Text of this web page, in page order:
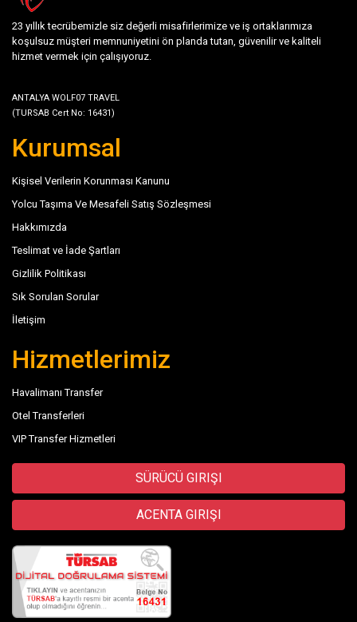
23 yıllık tecrübemizle siz değerli misafirlerimize ve iş ortaklarımıza
koşulsuz müşteri memnuniyetini ön planda tutan, güvenilir ve kaliteli
hizmet vermek için çalışıyoruz.
ANTALYA WOLF07 TRAVEL
(TURSAB Cert No: 16431)
Kurumsal
Kişisel Verilerin Korunması Kanunu
Yolcu Taşıma Ve Mesafeli Satış Sözleşmesi
Hakkımızda
Teslimat ve İade Şartları
Gizlilik Politikası
Sık Sorulan Sorular
İletişim
Hizmetlerimiz
Havalimanı Transfer
Otel Transferleri
VIP Transfer Hizmetleri
SÜRÜCÜ GIRIŞI
ACENTA GIRIŞI